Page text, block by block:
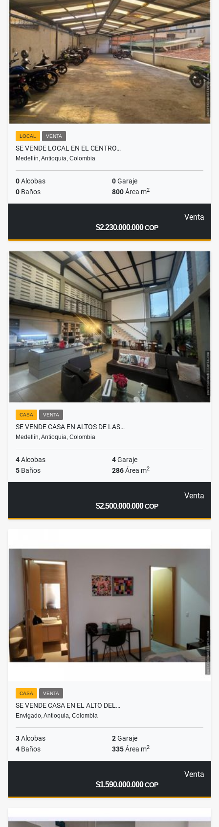
LOCAL VENTA
SE VENDE LOCAL EN EL CENTRO…
Medellín, Antioquia, Colombia
0Alcobas 0Garaje
0 Baños 800Área m2
Venta
$2.230.000.000COP
CASA VENTA
SE VENDE CASA EN ALTOS DE LAS…
Medellín, Antioquia, Colombia
4Alcobas 4Garaje
5 Baños 286Área m2
Venta
$2.500.000.000COP
CASA VENTA
SE VENDE CASA EN EL ALTO DEL…
Envigado, Antioquia, Colombia
3Alcobas 2Garaje
4 Baños 335Área m2
Venta
$1.590.000.000COP